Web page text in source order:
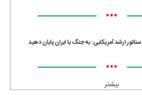
•••
سناتور ارشد آمریکایی: به جنگ با ایران پایان دهید
•••
بیشتر